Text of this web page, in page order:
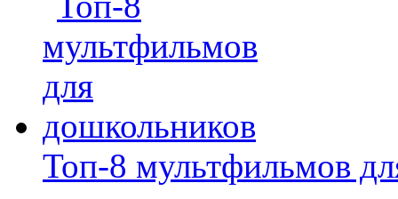
Топ-8 мультфильмов